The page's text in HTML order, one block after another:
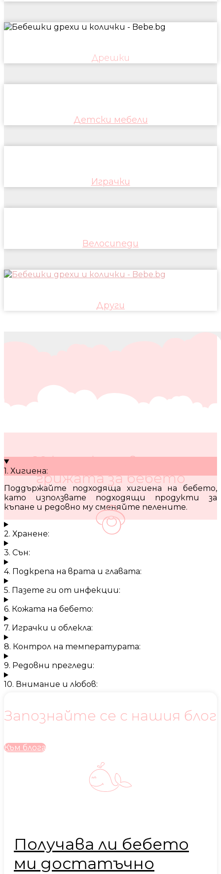
Дрешки
Детски мебели
Играчки
Велосипеди
Други
10 кратки съвета за
грижата за бебето
1. Хигиена:
Поддържайте подходяща хигиена на бебето,
като използвате подходящи продукти за
къпане и редовно му сменяйте пелените.
2. Хранене:
3. Сън:
4. Подкрепа на врата и главата:
5. Пазете ги от инфекции:
6. Кожата на бебето:
7. Играчки и облекла:
8. Контрол на температурата:
9. Редовни прегледи:
10. Внимание и любов:
Запознайте се с нашия блог
Към блога
Получава ли бебето
ми достатъчно